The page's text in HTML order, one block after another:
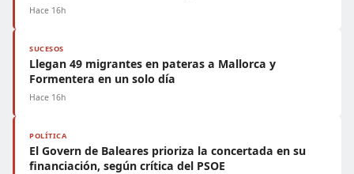
Hace 16h
SUCESOS
Llegan 49 migrantes en pateras a Mallorca y
Formentera en un solo día
Hace 16h
POLÍTICA
El Govern de Baleares prioriza la concertada en su
financiación, según crítica del PSOE